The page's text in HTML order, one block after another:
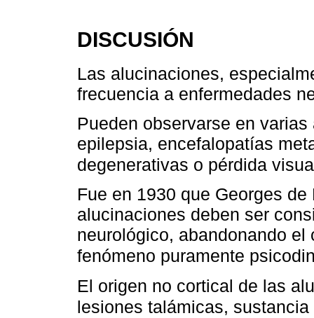
DISCUSIÓN
Las alucinaciones,
frecuencia a enfermedades
Pueden observarse en
epilepsia, encefalopatías
degenerativas o pérdida
Fue en 1930 que Georges
alucinaciones deben ser
neurológico, abandonando
fenómeno puramente
El origen no cortical de las
lesiones talámicas,